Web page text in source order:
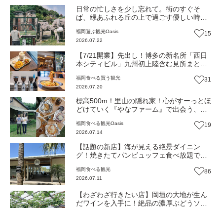
日常の忙しさを少し忘れて。街のすぐそ
ば、緑あふれる丘の上で過ごす優しい時間
【Oasis~心の休息地をめぐる旅~】
福岡遊ぶ観光Oasis
2026.07.22
15
【7/21開業】先出し！博多の新名所「西日
本シティビル」九州初上陸含む見所まとめ
福岡食べる買う観光
2026.07.20
31
標高500m！里山の隠れ家！心がすーっとほ
どけていく『やなファーム』で出会う、本
村）【Oasis~心の休息地をめぐる旅~】
福岡食べる観光Oasis
2026.07.14
19
【話題の新店】海が見える絶景ダイニン
グ！焼きたてパンビュッフェ食べ放題で大
Beach Cafe』（福岡・糸島市）【まち歩
き】
福岡食べる観光
2026.07.11
86
【わざわざ行きたい店】岡垣の大地が生ん
だワインを入手に！絶品の濃厚ぶどうソフ